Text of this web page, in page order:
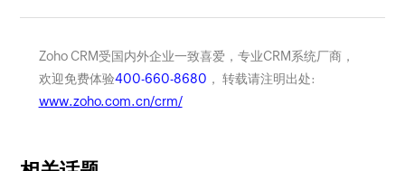
Zoho CRM受国内外企业一致喜爱，专业CRM系统厂商，
欢迎免费体验400-660-8680 ， 转载请注明出处:
www.zoho.com.cn/crm/